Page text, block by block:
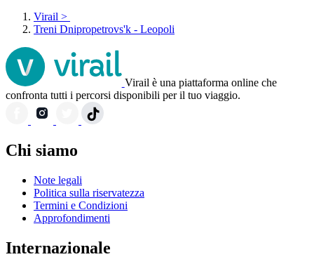
Virail >
Treni Dnipropetrovs'k - Leopoli
Virail è una piattaforma online che
confronta tutti i percorsi disponibili per il tuo viaggio.
Chi siamo
Note legali
Politica sulla riservatezza
Termini e Condizioni
Approfondimenti
Internazionale